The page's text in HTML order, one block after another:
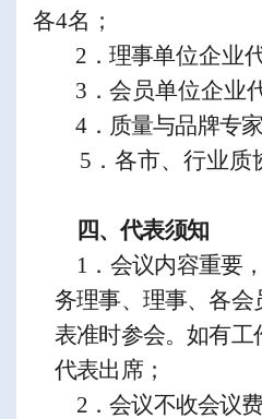
各4名；
2 ． 理事单位企业
3 ． 会员单位企业
4．质量与品牌专家
5 ． 各市、行业质
四、代表须知
1． 会议内容重要
务理事、理事、各会
表准时参会。如有工
代表出席；
2．会议不收会议